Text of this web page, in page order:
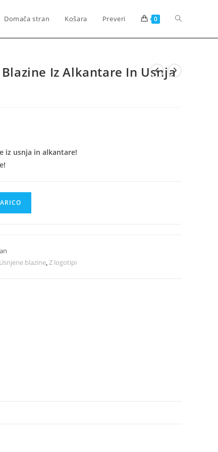
Domača stran Košara Preveri 0 Toggle
Iz Alkantare In Usnja
iz usnja in alkantare!
Usnjene blazine,Z logotipi